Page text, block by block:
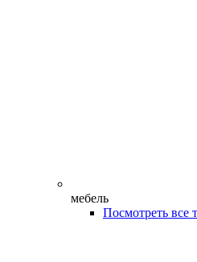
мебель
Посмотреть все